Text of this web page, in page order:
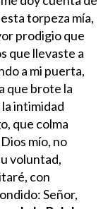
torpeza mía,
prodigio que
que llevaste a
a mi puerta,
que brote la
intimidad
que colma
mío, no
voluntad,
con
Señor,